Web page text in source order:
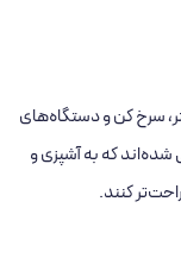
سرخ‌ کن و دستگاه‌های
شده‌اند که به آشپزی و
کنند.